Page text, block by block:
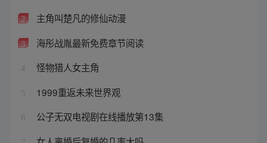
2 主角叫楚凡的修仙动漫
3 海彤战胤最新免费章节阅读
4 怪物猎人女主角
5 1999重返未来世界观
6 公子无双电视剧在线播放第13集